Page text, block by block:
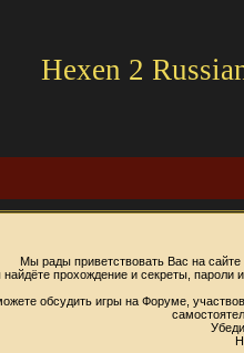
Hexen 2
Мы рады приветствовать Вас на
прохождение и секреты, пароли
обсудить игры на Форуме,